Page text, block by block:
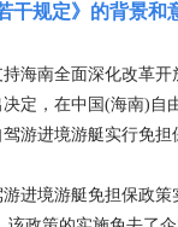
干规定》的背景和
南全面深化改革开放
定，在中国(海南)自
游进境游艇实行免担
境游艇免担保政策